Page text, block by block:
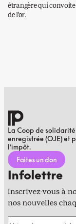
étrangère qui
de l’or.
La Coop de
enregistrée (OJE) et
l’impôt.
Faites un don
Infolettre
Inscrivez-vous à
nos nouvelles